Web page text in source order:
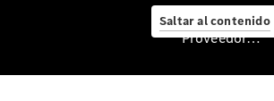
Saltar al contenido
Servicio
accesorios
Proveedor/Protección de datos